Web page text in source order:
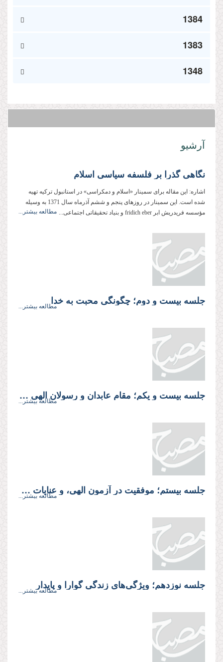
1384
1383
1348
آرشیو
نگاهی گذرا بر فلسفه سياسی اسلام
اشاره: این مقاله برای سمینار «اسلام و دمكراسی» در استانبول تركیه تهیه
شده است. این سمینار در روزهای پنجم و ششم آذرماه سال 1371 به وسیله
مؤسسه فریدریش ابر fridich eber و بنیاد تحقیقاتی اجتماعی...
مطالعه بیشتر...
جلسه بيست و دوم؛ چگونگى محبت به خدامطالعه بیشتر...
جلسه بیست و یکم؛ مقام عابدان و رسولان الهى و نقش عقل‌مندی، ياد خدا و گريز از غفلت
مطالعه بیشتر...
جلسه بیستم؛ موفقيت در آزمون الهى، و عنايات ويژه خداوند
مطالعه بیشتر...
جلسه نوزدهم؛ ویژگی‌های زندگى گوارا و پايدارمطالعه بیشتر...